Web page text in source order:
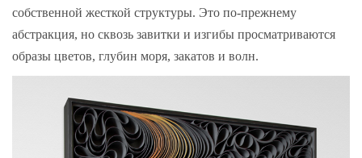
собственной жесткой структуры. Это по-прежнему
абстракция, но сквозь завитки и изгибы просматриваются
образы цветов, глубин моря, закатов и волн.